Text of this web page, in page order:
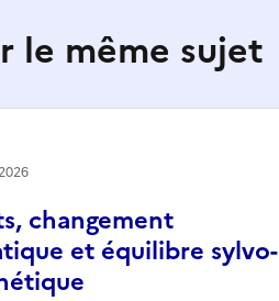
le même sujet
changement
et équilibre sylvo-